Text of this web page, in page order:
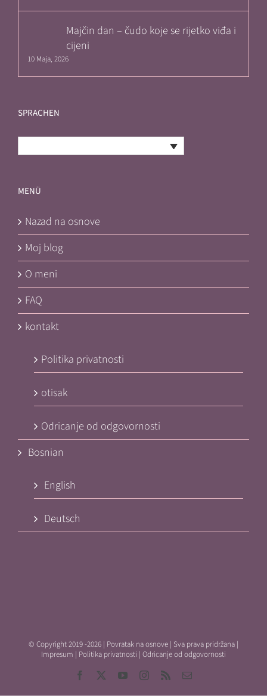
Majčin dan – čudo koje se rijetko viđa i
cijeni
10 Maja, 2026
SPRACHEN
MENÜ
Nazad na osnove
Moj blog
O meni
FAQ
kontakt
Politika privatnosti
otisak
Odricanje od odgovornosti
Bosnian
English
Deutsch
© Copyright 2019 -2026 | Povratak na osnove | Sva prava pridržana |
Impresum | Politika privatnosti | Odricanje od odgovornosti
Facebook YouTubeInstagram
Rss Email